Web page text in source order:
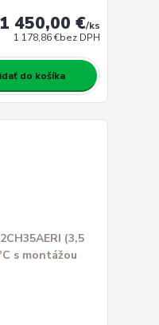
1 450,00 €/ks
1 178,86 €bez DPH
do košíka